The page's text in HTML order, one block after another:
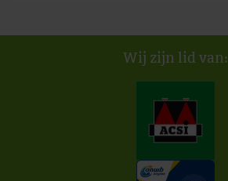
Wij zijn lid van: